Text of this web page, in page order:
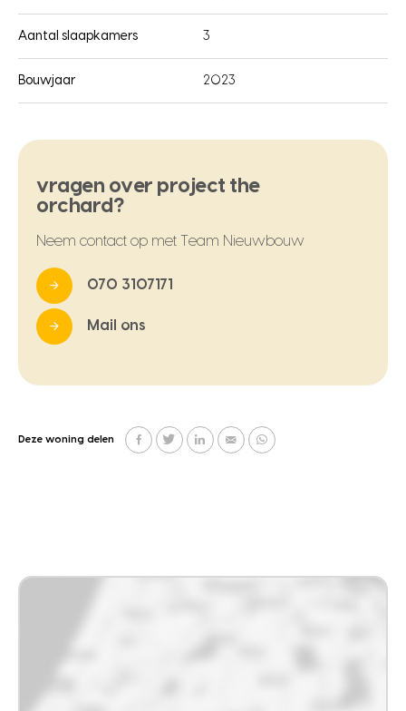
Aantal slaapkamers 3
Bouwjaar 2023
vragen over project the
orchard?
Neem contact op met Team Nieuwbouw
070 3107171
Mail ons
Deze woning delen